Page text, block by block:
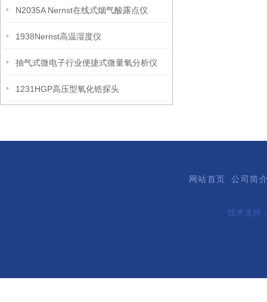
N2035A Nernst在线式烟气酸露点仪
1938Nernst高温湿度仪
抽气式微电子行业便捷式微量氧分析仪
1231HGP高压型氧化锆探头
网站首页 公司简
技术支持